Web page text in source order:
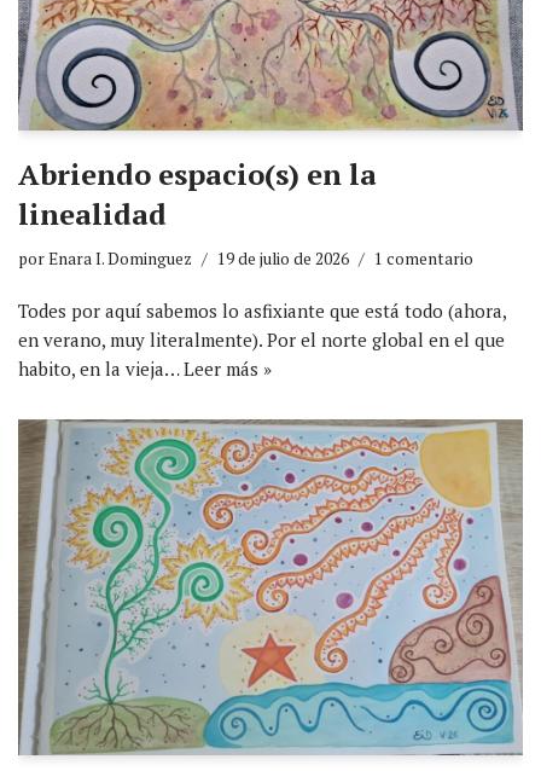
Abriendo espacio(s) en la
linealidad
porEnara I. Dominguez 19 de julio de 2026 1 comentario
Todes por aquí sabemos lo asfixiante que está todo (ahora,
en verano, muy literalmente). Por el norte global en el que
habito, en la vieja…Leer más »